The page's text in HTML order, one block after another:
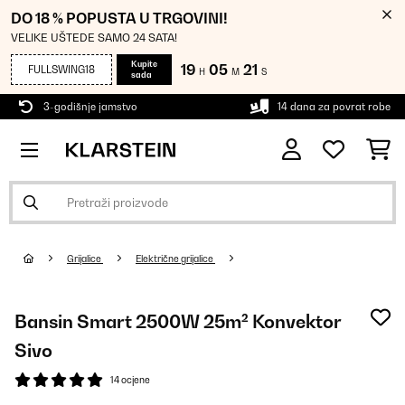
DO 18 % POPUSTA U TRGOVINI!
VELIKE UŠTEDE SAMO 24 SATA!
FULLSWING18
Kupite
sada
19 H 05 M 20 S
3-godišnje jamstvo 14 dana za povrat robe
Grijalice Električne grijalice
Bansin Smart 2500W 25m² Konvektor
Sivo
14 ocjene